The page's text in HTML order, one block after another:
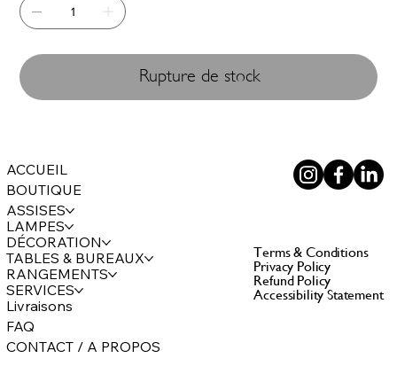
Rupture de stock
ACCUEIL
BOUTIQUE
ASSISES
LAMPES
DÉCORATION
TABLES & BUREAUX
RANGEMENTS
SERVICES
Livraisons
FAQ
CONTACT / A PROPOS
Terms & Conditions
Privacy Policy
Refund Policy
Accessibility Statement